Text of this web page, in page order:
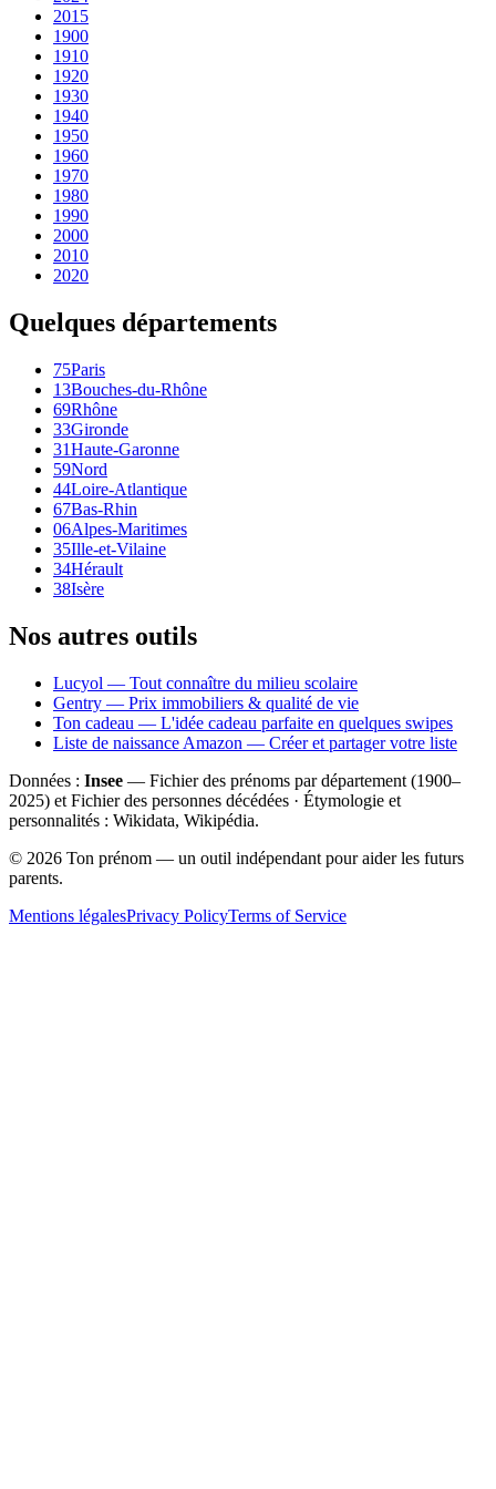
2015
1900
1910
1920
1930
1940
1950
1960
1970
1980
1990
2000
2010
2020
Quelques départements
75Paris
13Bouches-du-Rhône
69Rhône
33Gironde
31Haute-Garonne
59Nord
44Loire-Atlantique
67Bas-Rhin
06Alpes-Maritimes
35Ille-et-Vilaine
34Hérault
38Isère
Nos autres outils
Lucyol — Tout connaître du milieu scolaire
Gentry — Prix immobiliers & qualité de vie
Ton cadeau — L'idée cadeau parfaite en quelques swipes
Liste de naissance Amazon — Créer et partager votre liste
Données : Insee — Fichier des prénoms par département (1900–
2025) et Fichier des personnes décédées · Étymologie et
personnalités : Wikidata, Wikipédia.
© 2026 Ton prénom — un outil indépendant pour aider les futurs
parents.
Mentions légalesPrivacy PolicyTerms of Service